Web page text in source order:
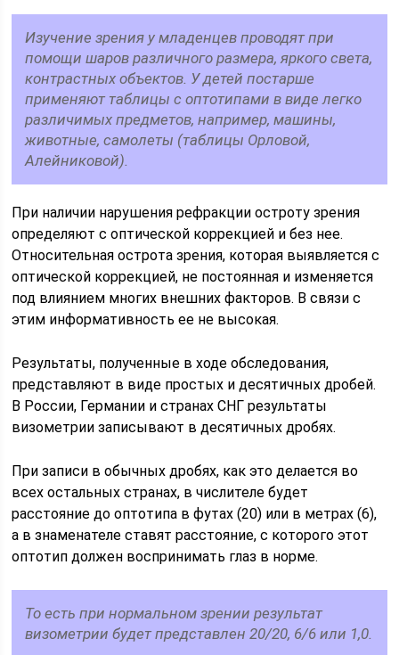
Изучение зрения у младенцев проводят при
помощи шаров различного размера, яркого света,
контрастных объектов. У детей постарше
применяют таблицы с оптотипами в виде легко
различимых предметов, например, машины,
животные, самолеты (таблицы Орловой,
Алейниковой).
При наличии нарушения рефракции остроту зрения
определяют с оптической коррекцией и без нее.
Относительная острота зрения, которая выявляется с
оптической коррекцией, не постоянная и изменяется
под влиянием многих внешних факторов. В связи с
этим информативность ее не высокая.
Результаты, полученные в ходе обследования,
представляют в виде простых и десятичных дробей.
В России, Германии и странах СНГ результаты
визометрии записывают в десятичных дробях.
При записи в обычных дробях, как это делается во
всех остальных странах, в числителе будет
расстояние до оптотипа в футах (20) или в метрах (6),
а в знаменателе ставят расстояние, с которого этот
оптотип должен воспринимать глаз в норме.
То есть при нормальном зрении результат
визометрии будет представлен 20/20, 6/6 или 1,0.